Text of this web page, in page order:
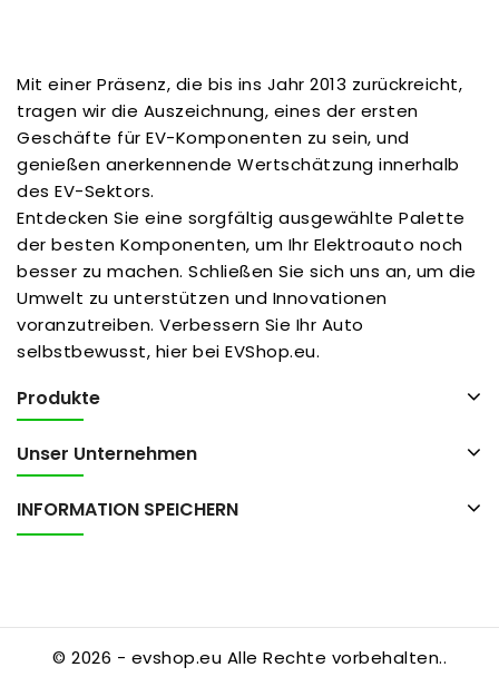
Mit einer Präsenz, die bis ins Jahr 2013 zurückreicht,
tragen wir die Auszeichnung, eines der ersten
Geschäfte für EV-Komponenten zu sein, und
genießen anerkennende Wertschätzung innerhalb
des EV-Sektors.
Entdecken Sie eine sorgfältig ausgewählte Palette
der besten Komponenten, um Ihr Elektroauto noch
besser zu machen. Schließen Sie sich uns an, um die
Umwelt zu unterstützen und Innovationen
voranzutreiben. Verbessern Sie Ihr Auto
selbstbewusst, hier bei EVShop.eu.
Produkte
Unser Unternehmen
INFORMATION SPEICHERN
© 2026 - evshop.eu Alle Rechte vorbehalten..